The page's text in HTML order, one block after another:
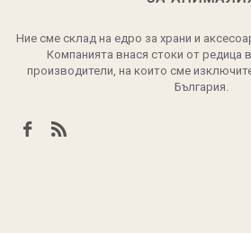
Ние сме склад на едро за храни и
Компанията внася стоки от редица
производители, на които сме
България.